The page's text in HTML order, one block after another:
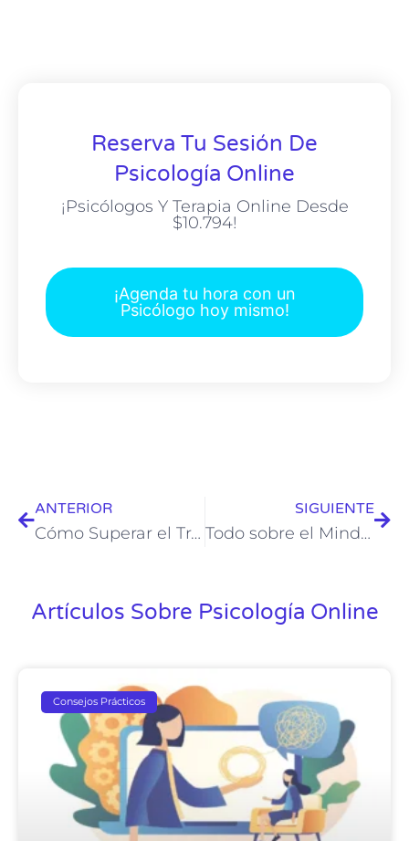
Reserva Tu Sesión De
Psicología Online
¡Psicólogos Y Terapia Online Desde
$10.794!
¡Agenda tu hora con un
Psicólogo hoy mismo!
ANTERIOR
Cómo Superar el Trastorno del Sueño
SIGUIENTE
Todo sobre el Mindfulness: Descubra los beneficios de esta práctica
Artículos Sobre Psicología Online
Consejos Prácticos